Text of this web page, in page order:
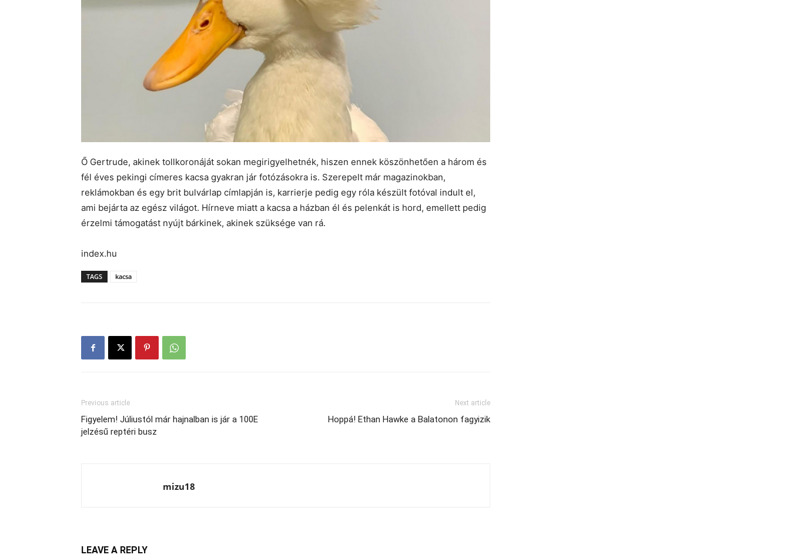
Ő Gertrude, akinek tollkoronáját sokan megirigyelhetnék, hiszen ennek köszönhetően a három és
fél éves pekingi címeres kacsa gyakran jár fotózásokra is. Szerepelt már magazinokban,
reklámokban és egy brit bulvárlap címlapján is, karrierje pedig egy róla készült fotóval indult el,
ami bejárta az egész világot. Hírneve miatt a kacsa a házban él és pelenkát is hord, emellett pedig
érzelmi támogatást nyújt bárkinek, akinek szüksége van rá.
index.hu
TAGS kacsa
Previous article
Figyelem! Júliustól már hajnalban is jár a 100E
jelzésű reptéri busz
Next article
Hoppá! Ethan Hawke a Balatonon fagyizik
mizu18
LEAVE A REPLY